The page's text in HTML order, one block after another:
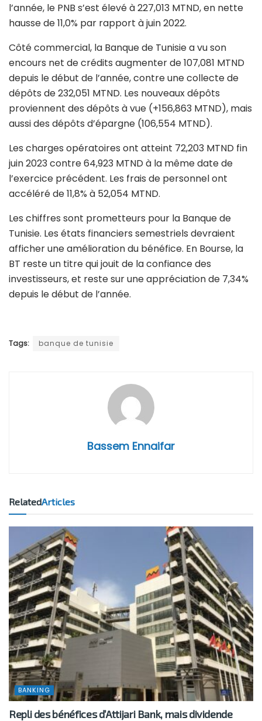
l’année, le PNB s’est élevé à 227,013 MTND, en nette
hausse de 11,0% par rapport à juin 2022.
Côté commercial, la Banque de Tunisie a vu son
encours net de crédits augmenter de 107,081 MTND
depuis le début de l’année, contre une collecte de
dépôts de 232,051 MTND. Les nouveaux dépôts
proviennent des dépôts à vue (+156,863 MTND), mais
aussi des dépôts d’épargne (106,554 MTND).
Les charges opératoires ont atteint 72,203 MTND fin
juin 2023 contre 64,923 MTND à la même date de
l’exercice précédent. Les frais de personnel ont
accéléré de 11,8% à 52,054 MTND.
Les chiffres sont prometteurs pour la Banque de
Tunisie. Les états financiers semestriels devraient
afficher une amélioration du bénéfice. En Bourse, la
BT reste un titre qui jouit de la confiance des
investisseurs, et reste sur une appréciation de 7,34%
depuis le début de l’année.
Tags: banque de tunisie
Bassem Ennaifar
RelatedArticles
BANKING
Repli des bénéfices d’Attijari Bank, mais dividende